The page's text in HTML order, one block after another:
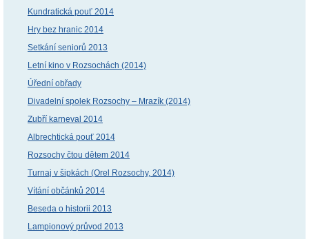
Kundratická pouť 2014
Hry bez hranic 2014
Setkání seniorů 2013
Letní kino v Rozsochách (2014)
Úřední obřady
Divadelní spolek Rozsochy – Mrazík (2014)
Zubří karneval 2014
Albrechtická pouť 2014
Rozsochy čtou dětem 2014
Turnaj v šipkách (Orel Rozsochy, 2014)
Vítání občánků 2014
Beseda o historii 2013
Lampionový průvod 2013